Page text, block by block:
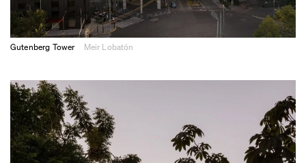
Gutenberg Tower Meir Lobatón